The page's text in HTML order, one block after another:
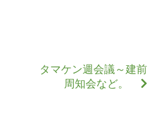
タマケン週会議～建前
周知会など。